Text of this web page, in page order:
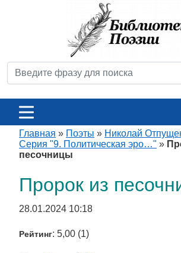
Главная » Поэты » Николай
Серия "9. Политическая эро…" »
песочницы
Пророк из
28.01.2024 10:18
Рейтинг: 5,00 (1)